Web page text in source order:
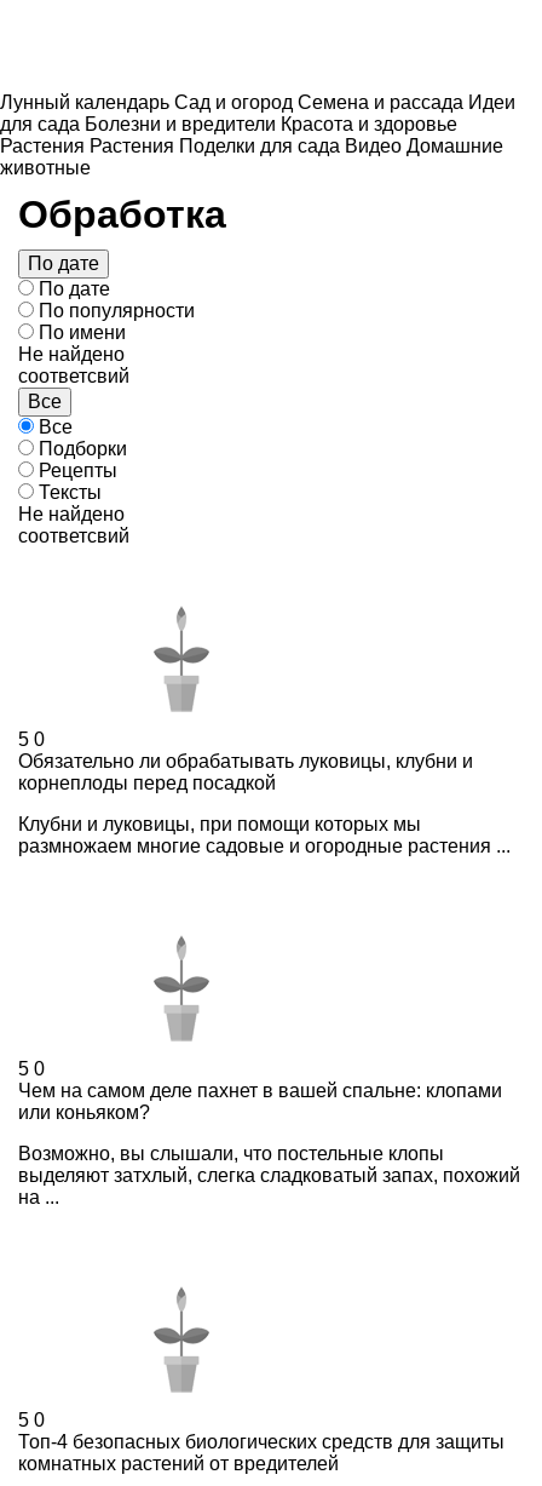
Лунный календарь Сад и огород Семена и рассада Идеи
для сада Болезни и вредители Красота и здоровье
Растения Растения Поделки для сада Видео Домашние
животные
Обработка
По дате
По дате
По популярности
По имени
Не найдено
соответсвий
Все
Все
Подборки
Рецепты
Тексты
Не найдено
соответсвий
5 0
Обязательно ли обрабатывать луковицы, клубни и
корнеплоды перед посадкой
Клубни и луковицы, при помощи которых мы
размножаем многие садовые и огородные растения ...
5 0
Чем на самом деле пахнет в вашей спальне: клопами
или коньяком?
Возможно, вы слышали, что постельные клопы
выделяют затхлый, слегка сладковатый запах, похожий
на ...
5 0
Топ-4 безопасных биологических средств для защиты
комнатных растений от вредителей